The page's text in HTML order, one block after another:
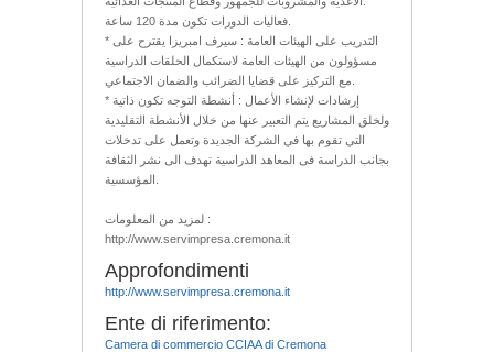
* التدريب على الهيئات العامة : سيرف امبريزا يقترح على
مسؤولون من الهيئات العامة لاستكمال الحلقات الدراسية
* إرشادات لإنشاء الأعمال : أنشطة التوجه تكون ذاتية
ولخلق المشاريع يتم التعبير عنها من خلال الأنشطة التقليدية
التي تقوم بها في الشركة الجديدة وتعمل على تدخلات
بجانب الدراسة فى المعاهد الدراسية تهدف الى نشر الثقافة
لمزيد من المعلومات :
http://www.servimpresa.cremona.it
Approfondimenti
http://www.servimpresa.cremona.it
Ente di riferimento:
Camera di commercio CCIAA di Cremona